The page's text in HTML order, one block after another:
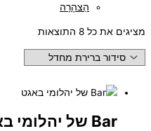
הַצהָרָה
מציגים את כל ⁦8⁩ התוצאות
Bar של יהלומי באגט